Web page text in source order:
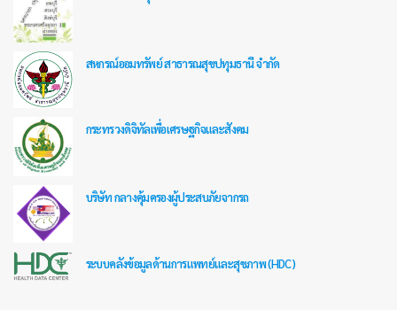
สหกรณ์ออมทรัพย์ สาธารณสุขปทุมธานี จำกัด
กระทรวงดิจิทัลเพื่อเศรษฐกิจและสังคม
บริษัท กลางคุ้มครองผู้ประสบภัยจากรถ
ระบบคลังข้อมูลด้านการแพทย์และสุขภาพ (HDC)